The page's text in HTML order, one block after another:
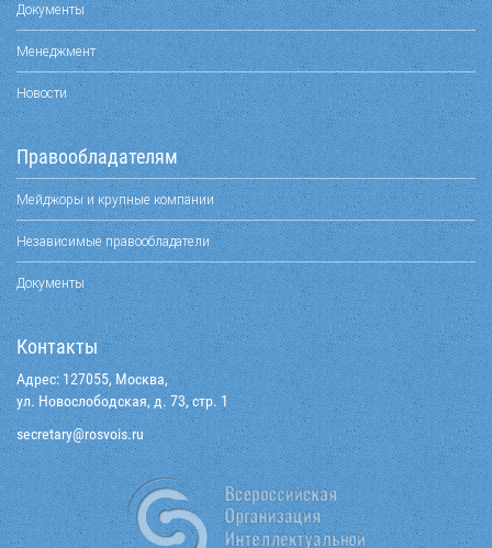
Документы
Менеджмент
Новости
Правообладателям
Мейджоры и крупные компании
Независимые правообладатели
Документы
Контакты
Адрес: 127055, Москва,
ул. Новослободская, д. 73, стр. 1
ur.siovsor
@yraterces